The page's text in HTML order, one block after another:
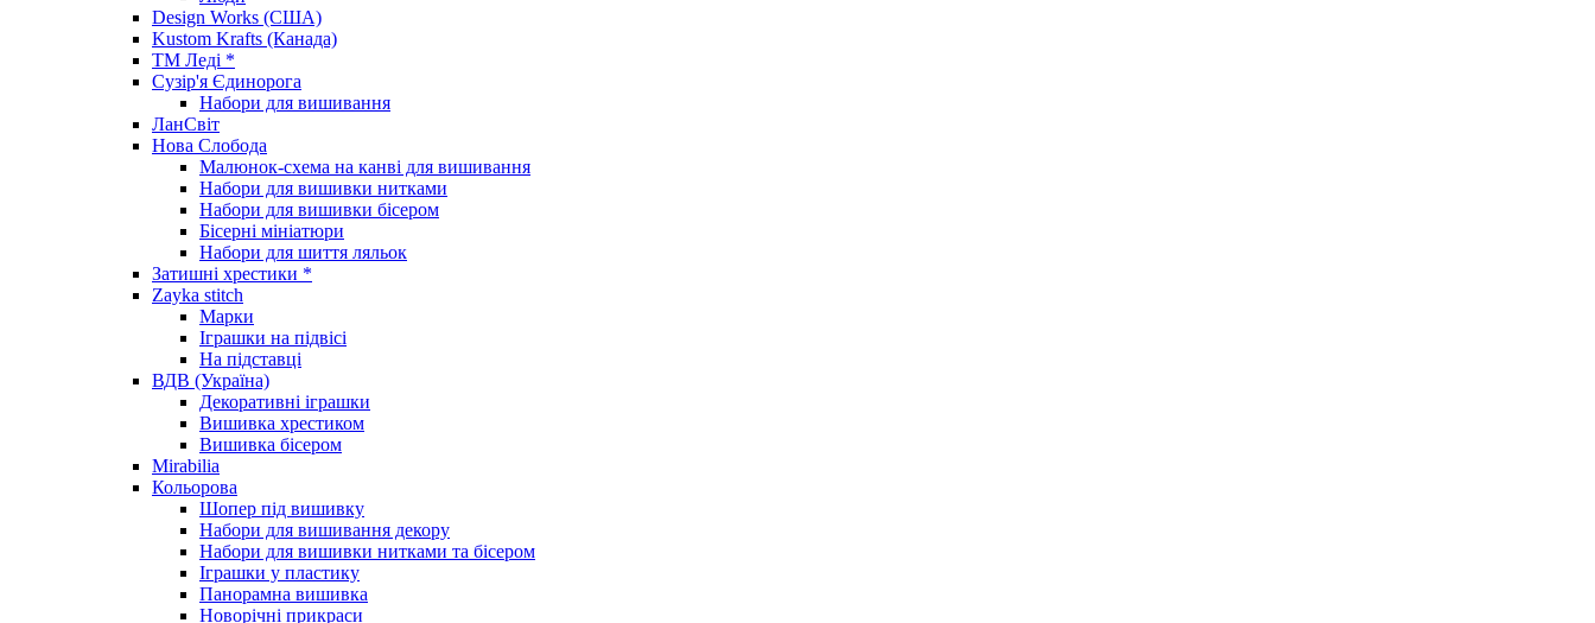
Design Works (США)
Kustom Krafts (Канада)
ТМ Леді *
Сузір'я Єдинорога
Набори для вишивання
ЛанСвіт
Нова Слобода
Малюнок-схема на канві для вишивання
Набори для вишивки нитками
Набори для вишивки бісером
Бісерні мініатюри
Набори для шиття ляльок
Затишні хрестики *
Zayka stitch
Марки
Іграшки на підвісі
На підставці
ВДВ (Україна)
Декоративні іграшки
Вишивка хрестиком
Вишивка бісером
Mirabilia
Кольорова
Шопер під вишивку
Набори для вишивання декору
Набори для вишивки нитками та бісером
Іграшки у пластику
Панорамна вишивка
Новорічні прикраси